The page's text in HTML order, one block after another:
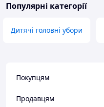
Популярні категорії
Дитячі головні убори
Покупцям
Продавцям